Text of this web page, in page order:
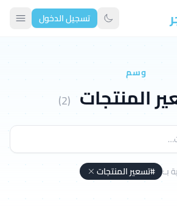
تبديل الوضع الداكن
تسجيل الدخول
وسم
المنتجات (2)
بـ: #تسعير المنتجات